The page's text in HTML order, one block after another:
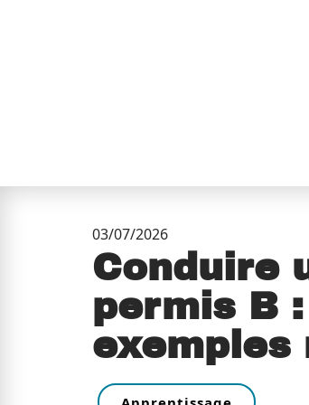
03/07/2026
Conduire
permis B
exemples